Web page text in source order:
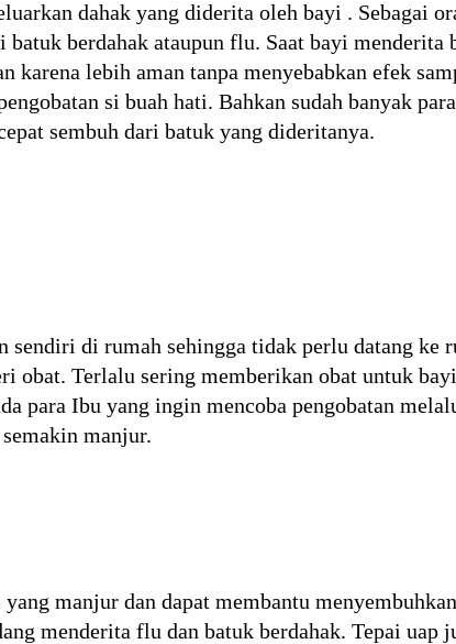
dahak yang diderita oleh bayi . Sebagai
berdahak ataupun flu. Saat bayi menderita
lebih aman tanpa menyebabkan efek
si buah hati. Bahkan sudah banyak
sembuh dari batuk yang dideritanya.
di rumah sehingga tidak perlu datang ke
obat. Terlalu sering memberikan obat untuk
para Ibu yang ingin mencoba pengobatan
manjur.
manjur dan dapat membantu
menderita flu dan batuk berdahak. Tepai uap